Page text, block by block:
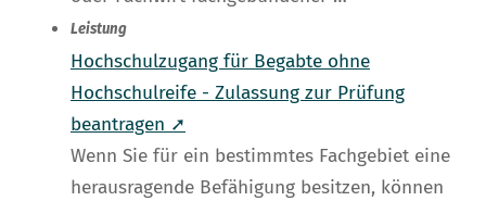
Leistung
Hochschulzugang für Begabte ohne
Hochschulreife - Zulassung zur Prüfung
beantragen ➚
Wenn Sie für ein bestimmtes Fachgebiet eine
herausragende Befähigung besitzen, können